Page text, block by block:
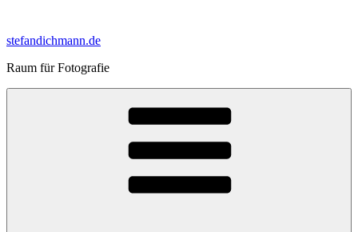
springen
stefandichmann.de
Raum für Fotografie